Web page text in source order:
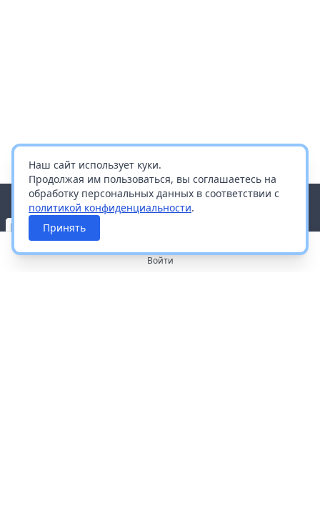
Наш сайт использует куки.
Продолжая им пользоваться, вы соглашаетесь на
обработку персональных данных в соответствии с
политикой конфиденциальности.
Принять
Войти